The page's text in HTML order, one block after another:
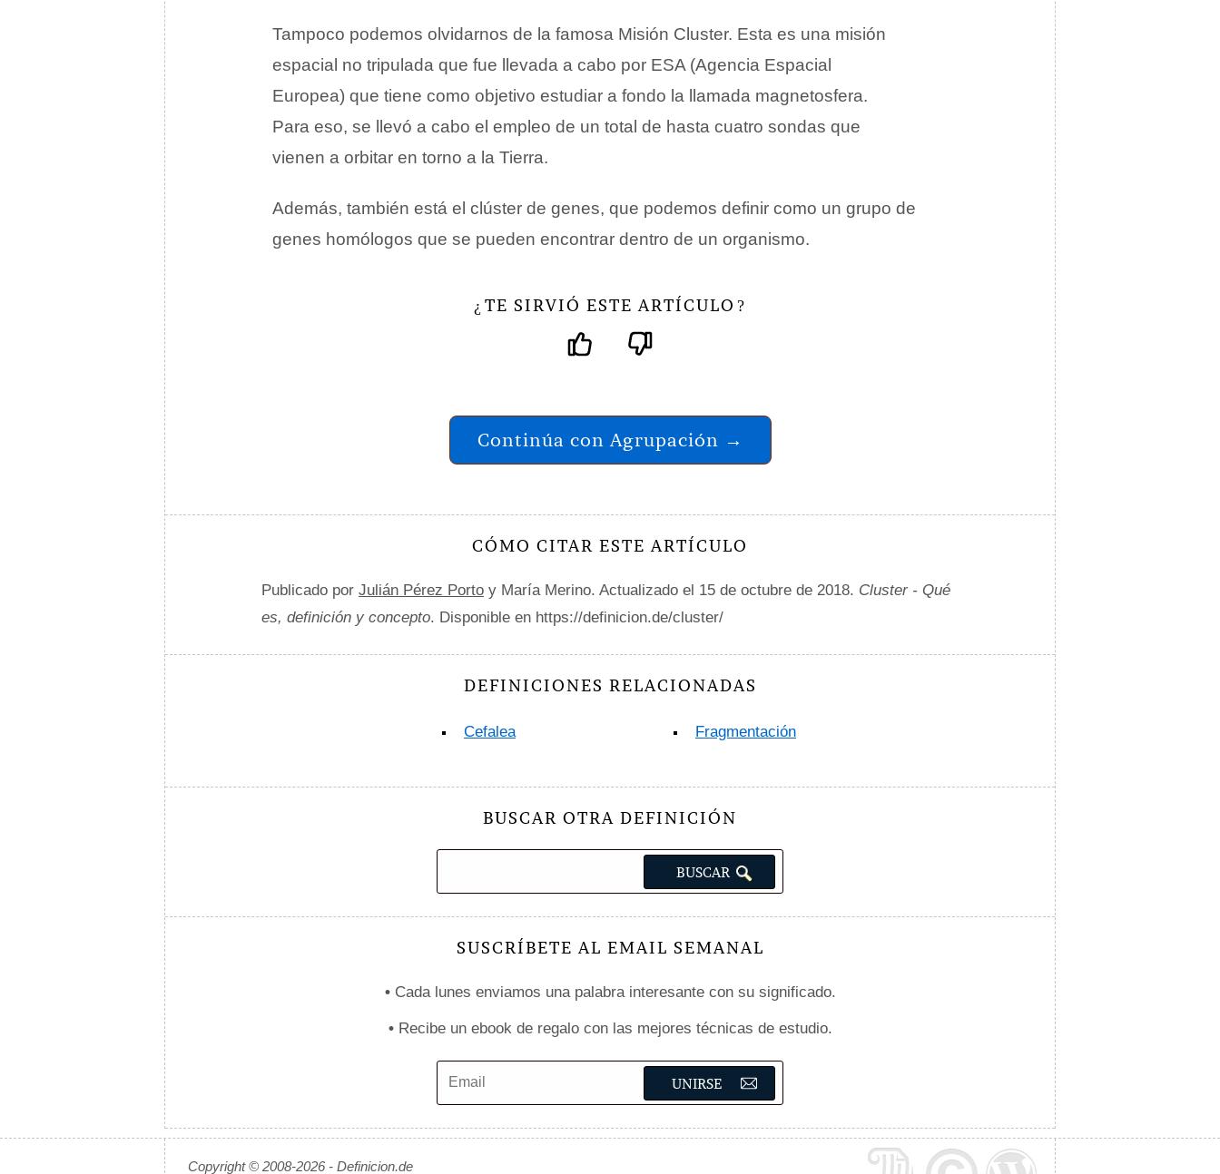
Tampoco podemos olvidarnos de la famosa Misión Cluster. Esta es una misión
espacial no tripulada que fue llevada a cabo por ESA (Agencia Espacial
Europea) que tiene como objetivo estudiar a fondo la llamada magnetosfera.
Para eso, se llevó a cabo el empleo de un total de hasta cuatro sondas que
vienen a orbitar en torno a la Tierra.
Además, también está el clúster de genes, que podemos definir como un grupo de
genes homólogos que se pueden encontrar dentro de un organismo.
¿ TE SIRVIÓ ESTE ARTÍCULO ?
Continúa con Agrupación →
CÓMO CITAR ESTE ARTÍCULO
Publicado por Julián Pérez Porto y María Merino. Actualizado el 15 de octubre de 2018. Cluster - Qué
es, definición y concepto. Disponible en https://definicion.de/cluster/
DEFINICIONES RELACIONADAS
Cefalea Fragmentación
BUSCAR OTRA DEFINICIÓN
SUSCRÍBETE AL EMAIL SEMANAL
•Cada lunes enviamos una palabra interesante con su significado.
•Recibe un ebook de regalo con las mejores técnicas de estudio.
Copyright © 2008-2026 - Definicion.de